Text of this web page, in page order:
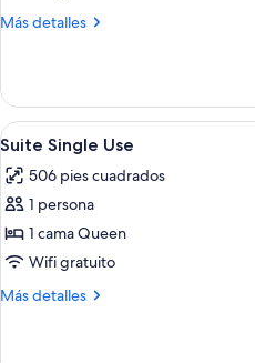
Use,
Más detalles
Más
Suite
Single
Use,
View
Abrir
todas
las
fotos
de
Suite
Single
6
Suite Single Use
506 pies cuadrados
1 persona
1 cama Queen
Wifi gratuito
Más detalles
Más